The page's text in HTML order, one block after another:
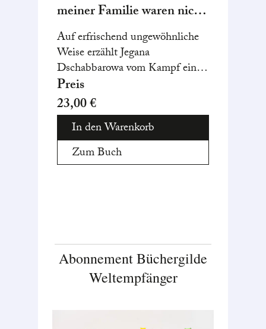
meiner Familie waren nicht
zum Schreiben bestimmt
Auf erfrischend ungewöhnliche
Weise erzählt Jegana
Dschabbarowa vom Kampf einer
Frau mit ihrem konservativen
Umfeld.
Preis
23,00 €
In den Warenkorb
Zum Buch
Abonnement Büchergilde
Weltempfänger